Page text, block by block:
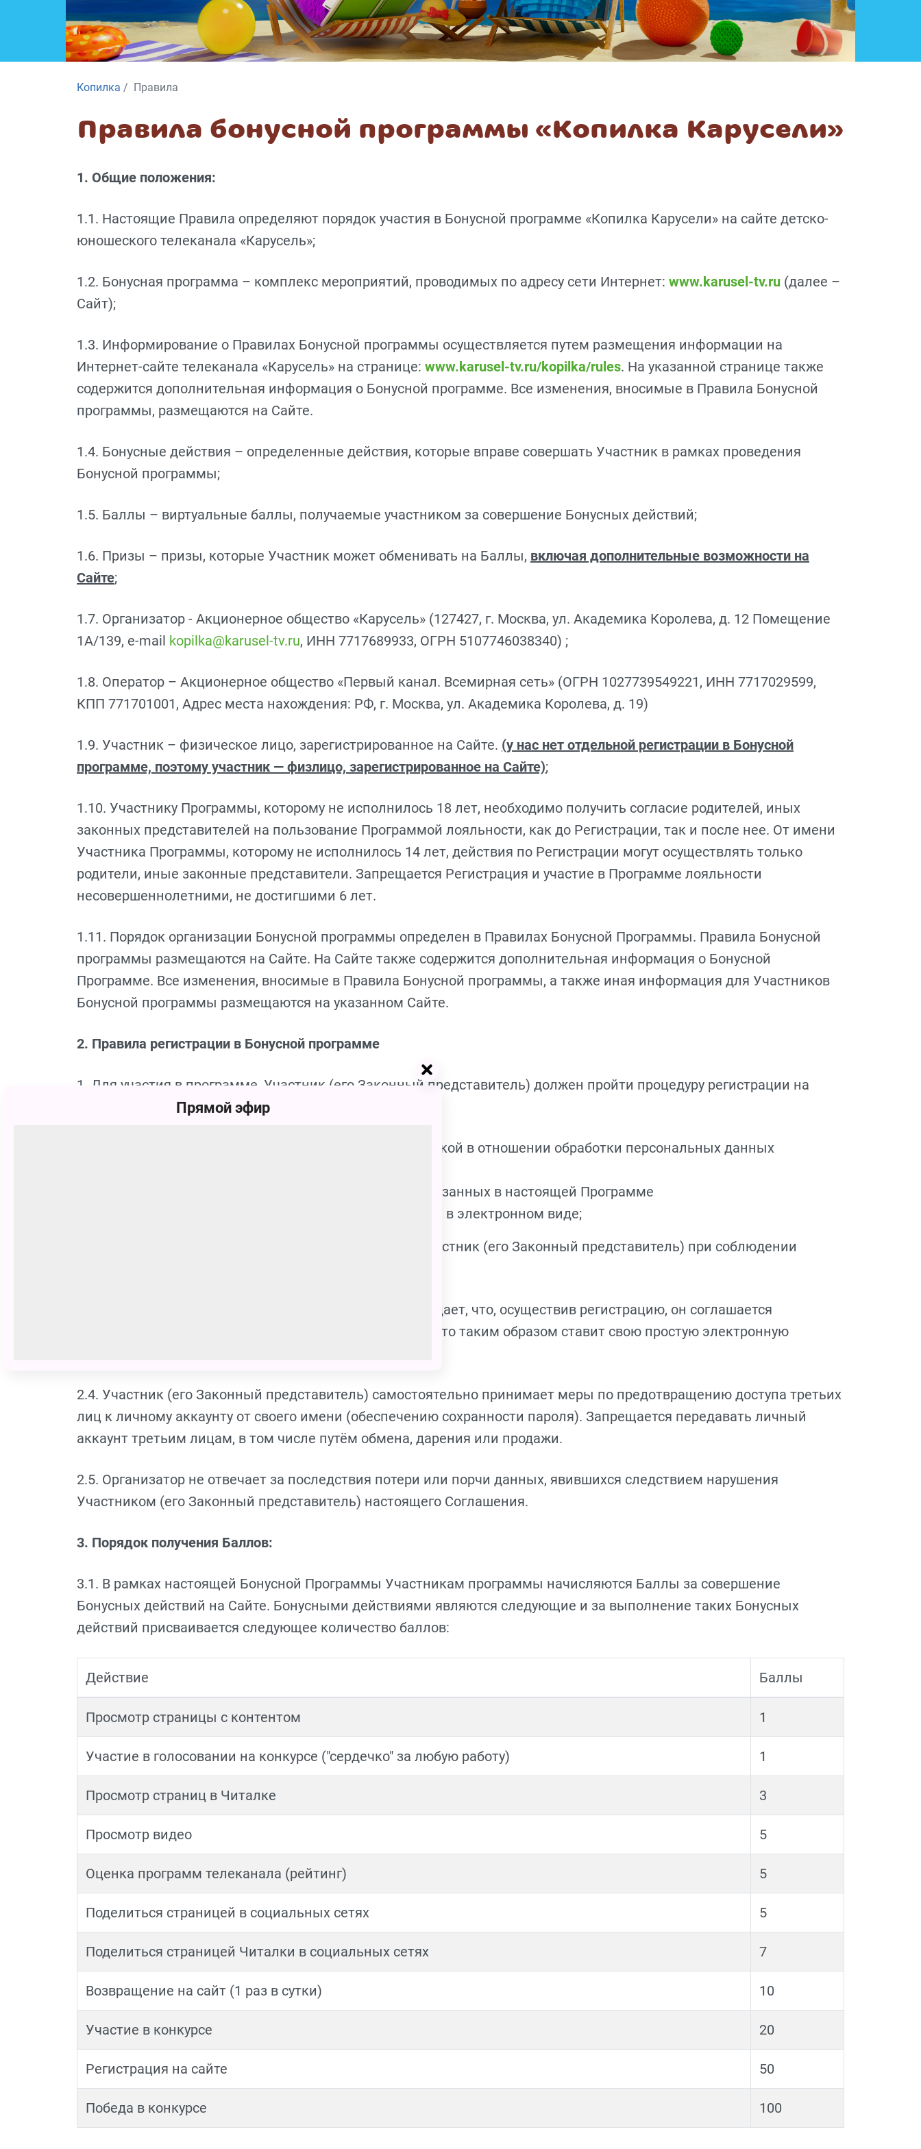
Копилка Правила
Правила бонусной программы «Копилка Карусели»
1. Общие положения:
1.1. Настоящие Правила определяют порядок участия в Бонусной программе «Копилка Карусели» на сайте детско-
юношеского телеканала «Карусель»;
1.2. Бонусная программа – комплекс мероприятий, проводимых по адресу сети Интернет: www.karusel-tv.ru (далее –
Сайт);
1.3. Информирование о Правилах Бонусной программы осуществляется путем размещения информации на
Интернет-сайте телеканала «Карусель» на странице: www.karusel-tv.ru/kopilka/rules. На указанной странице также
содержится дополнительная информация о Бонусной программе. Все изменения, вносимые в Правила Бонусной
программы, размещаются на Сайте.
1.4. Бонусные действия – определенные действия, которые вправе совершать Участник в рамках проведения
Бонусной программы;
1.5. Баллы – виртуальные баллы, получаемые участником за совершение Бонусных действий;
1.6. Призы – призы, которые Участник может обменивать на Баллы, включая дополнительные возможности на
Сайте;
1.7. Организатор - Акционерное общество «Карусель» (127427, г. Москва, ул. Академика Королева, д. 12 Помещение
1А/139, e-mail kopilka@karusel-tv.ru, ИНН 7717689933, ОГРН 5107746038340) ;
1.8. Оператор – Акционерное общество «Первый канал. Всемирная сеть» (ОГРН 1027739549221, ИНН 7717029599,
КПП 771701001, Адрес места нахождения: РФ, г. Москва, ул. Академика Королева, д. 19)
1.9. Участник – физическое лицо, зарегистрированное на Сайте. (у нас нет отдельной регистрации в Бонусной
программе, поэтому участник — физлицо, зарегистрированное на Сайте);
1.10. Участнику Программы, которому не исполнилось 18 лет, необходимо получить согласие родителей, иных
законных представителей на пользование Программой лояльности, как до Регистрации, так и после нее. От имени
Участника Программы, которому не исполнилось 14 лет, действия по Регистрации могут осуществлять только
родители, иные законные представители. Запрещается Регистрация и участие в Программе лояльности
несовершеннолетними, не достигшими 6 лет.
1.11. Порядок организации Бонусной программы определен в Правилах Бонусной Программы. Правила Бонусной
программы размещаются на Сайте. На Сайте также содержится дополнительная информация о Бонусной
Программе. Все изменения, вносимые в Правила Бонусной программы, а также иная информация для Участников
Бонусной программы размещаются на указанном Сайте.
2. Правила регистрации в Бонусной программе
1. Для участия в программе, Участник (его Законный представитель) должен пройти процедуру регистрации на
Сайте, которая включает в себя
Ознакомление с Программой, правилами и Политикой в отношении обработки персональных данных
Предоставление персональных и иных данных, указанных в настоящей Программе
Заверение своего согласия на участие в Программе в электронном виде;
2.2. Зарегистрироваться в Программе может любой Участник (его Законный представитель) при соблюдении
2.3. Участник (его Законный представитель) подтверждает, что, осуществив регистрацию, он соглашается
(акцептует) с условиями настоящих Правил, понимая, что таким образом ставит свою простую электронную
2.4. Участник (его Законный представитель) самостоятельно принимает меры по предотвращению доступа третьих
лиц к личному аккаунту от своего имени (обеспечению сохранности пароля). Запрещается передавать личный
аккаунт третьим лицам, в том числе путём обмена, дарения или продажи.
2.5. Организатор не отвечает за последствия потери или порчи данных, явившихся следствием нарушения
Участником (его Законный представитель) настоящего Соглашения.
3. Порядок получения Баллов:
3.1. В рамках настоящей Бонусной Программы Участникам программы начисляются Баллы за совершение
Бонусных действий на Сайте. Бонусными действиями являются следующие и за выполнение таких Бонусных
действий присваивается следующее количество баллов:
Действие Баллы
Просмотр страницы с контентом 1
Участие в голосовании на конкурсе ("сердечко" за любую работу) 1
Просмотр страниц в Читалке 3
Просмотр видео 5
Оценка программ телеканала (рейтинг) 5
Поделиться страницей в социальных сетях 5
Поделиться страницей Читалки в социальных сетях 7
Возвращение на сайт (1 раз в сутки) 10
Участие в конкурсе 20
Регистрация на сайте 50
Победа в конкурсе 100
Прямой эфир